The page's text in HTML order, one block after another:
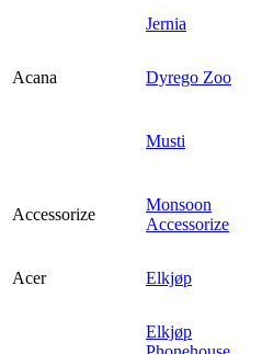
Jernia
Acana Dyrego Zoo
Musti
Accessorize
Monsoon
Accessorize
Acer
Elkjøp
Elkjøp